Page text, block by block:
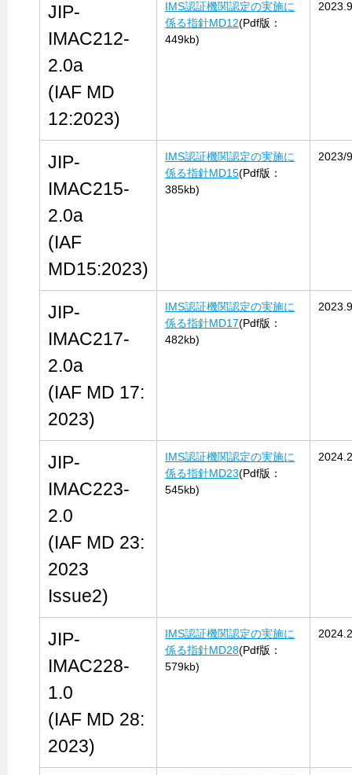
JIP-
IMAC212-
2.0a
(IAF MD
12:2023)
IMS認証機関認定の実施に
係る指針MD12(Pdf版：
449kb)
JIP-
IMAC215-
2.0a
(IAF
MD15:2023)
IMS認証機関認定の実施に
係る指針MD15(Pdf版：
385kb)
2023/
JIP-
IMAC217-
2.0a
(IAF MD 17:
2023)
IMS認証機関認定の実施に
係る指針MD17(Pdf版：
482kb)
JIP-
IMAC223-
2.0
(IAF MD 23:
2023
Issue2)
IMS認証機関認定の実施に
係る指針MD23(Pdf版：
545kb)
JIP-
IMAC228-
1.0
(IAF MD 28:
2023)
IMS認証機関認定の実施に
係る指針MD28(Pdf版：
579kb)